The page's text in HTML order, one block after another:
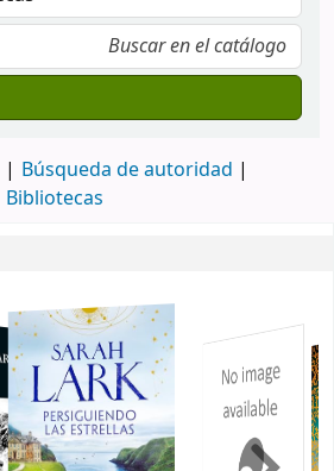
Búsqueda de autoridad
Bibliotecas